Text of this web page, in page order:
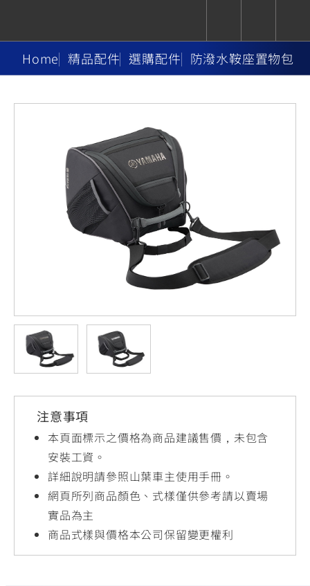
Sport
Hyper
Naked
YZF-R9
550+
YZF-R3
251~549
YZF-R15
150
MT-
09
Y-
AMT
550+
MT-
09
550+
07
Y-
AMT
07
MT-
251~549
MT-
150
XSR
Sport FashionAdventure
TMAX
550+
NMAX
150
AUGUR
150
CYGNUS
XR
150
CYGNUS
FORCE
2.0
150
RS NEO
125
Limi
125
Vinoora PW50
CUXiE
追蹤愛車
我的愛車
Home 精品配件 選購配件 防潑水鞍座置物包
注意事項
本頁面標示之價格為商品建議售價，未包含
安裝工資。
詳細說明請參照山葉車主使用手冊。
網頁所列商品顏色、式樣僅供參考請以賣場
實品為主
商品式樣與價格本公司保留變更權利